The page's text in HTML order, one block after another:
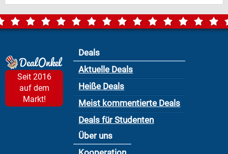
Seit 2016
auf dem
Markt!
Deals
Aktuelle Deals
Heiße Deals
Meist kommentierte Deals
Deals für Studenten
Über uns